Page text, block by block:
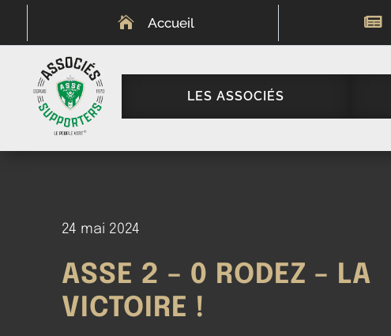
 Accueil 
LES ASSOCIÉS
24 mai 2024
ASSE 2 – 0 RODEZ – LA
VICTOIRE !